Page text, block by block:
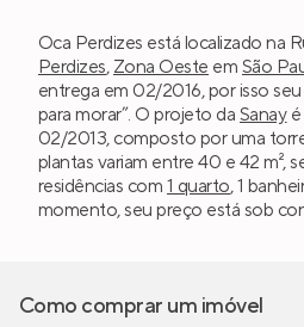
Oca Perdizes está localizado na
Perdizes, Zona Oeste em São
entrega em 02/2016, por isso
para morar”. O projeto da Sanayé
02/2013, composto por uma
plantas variam entre 40 e 42 m²,
residências com 1 quarto, 1
momento, seu preço está sob
Como comprar um imóvel